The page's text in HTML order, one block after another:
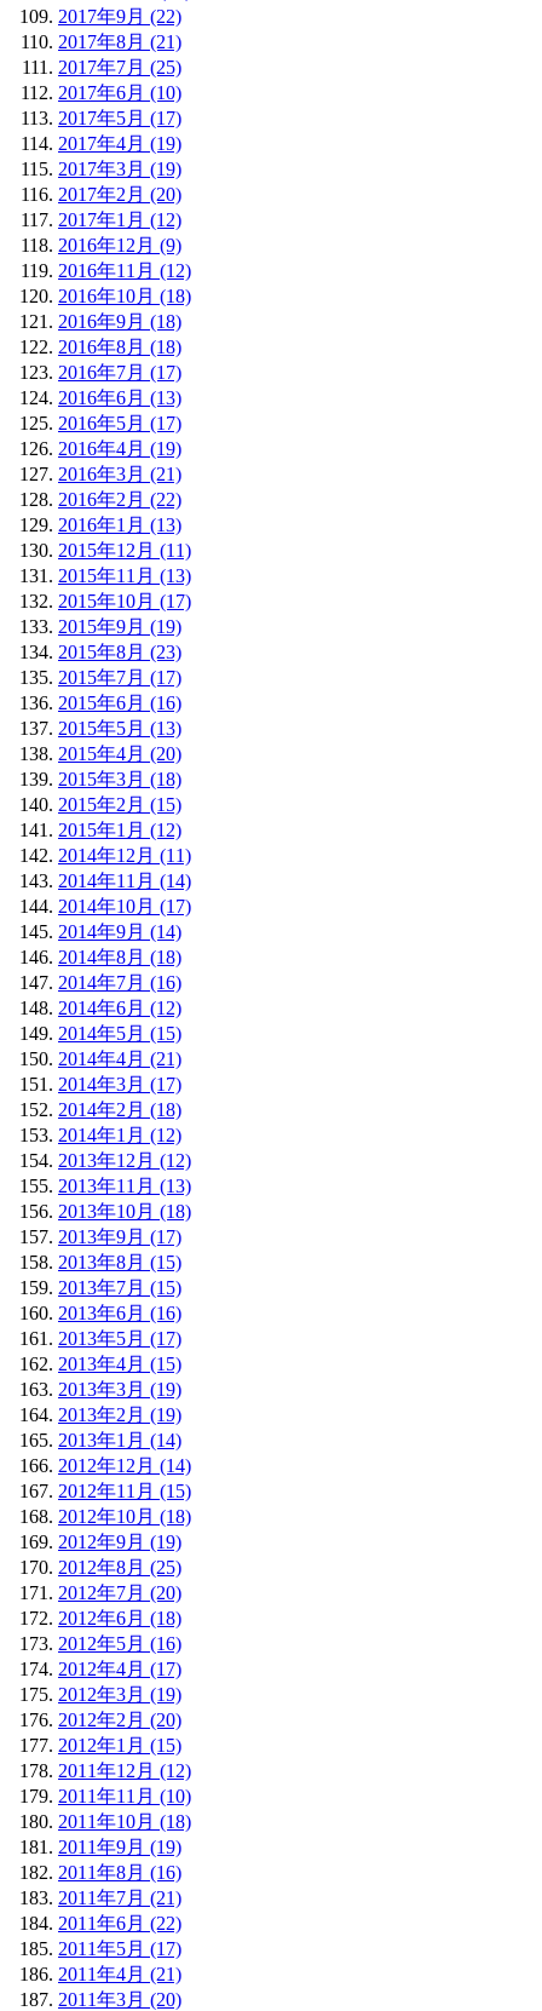
2017年9月 (22)
2017年8月 (21)
2017年7月 (25)
2017年6月 (10)
2017年5月 (17)
2017年4月 (19)
2017年3月 (19)
2017年2月 (20)
2017年1月 (12)
2016年12月 (9)
2016年11月 (12)
2016年10月 (18)
2016年9月 (18)
2016年8月 (18)
2016年7月 (17)
2016年6月 (13)
2016年5月 (17)
2016年4月 (19)
2016年3月 (21)
2016年2月 (22)
2016年1月 (13)
2015年12月 (11)
2015年11月 (13)
2015年10月 (17)
2015年9月 (19)
2015年8月 (23)
2015年7月 (17)
2015年6月 (16)
2015年5月 (13)
2015年4月 (20)
2015年3月 (18)
2015年2月 (15)
2015年1月 (12)
2014年12月 (11)
2014年11月 (14)
2014年10月 (17)
2014年9月 (14)
2014年8月 (18)
2014年7月 (16)
2014年6月 (12)
2014年5月 (15)
2014年4月 (21)
2014年3月 (17)
2014年2月 (18)
2014年1月 (12)
2013年12月 (12)
2013年11月 (13)
2013年10月 (18)
2013年9月 (17)
2013年8月 (15)
2013年7月 (15)
2013年6月 (16)
2013年5月 (17)
2013年4月 (15)
2013年3月 (19)
2013年2月 (19)
2013年1月 (14)
2012年12月 (14)
2012年11月 (15)
2012年10月 (18)
2012年9月 (19)
2012年8月 (25)
2012年7月 (20)
2012年6月 (18)
2012年5月 (16)
2012年4月 (17)
2012年3月 (19)
2012年2月 (20)
2012年1月 (15)
2011年12月 (12)
2011年11月 (10)
2011年10月 (18)
2011年9月 (19)
2011年8月 (16)
2011年7月 (21)
2011年6月 (22)
2011年5月 (17)
2011年4月 (21)
2011年3月 (20)